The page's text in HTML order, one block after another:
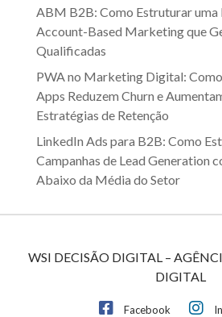
ABM B2B: Como Estruturar uma
Account-Based Marketing que
Qualificadas
PWA no Marketing Digital:
Apps Reduzem Churn e
Estratégias de Retenção
LinkedIn Ads para B2B: Como
Campanhas de Lead Generation
Abaixo da Média do Setor
WSI DECISÃO DIGITAL –
DIGITAL
Facebook